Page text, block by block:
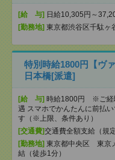
[給 与] 日給10,305円～
[勤務地] 東京都渋谷区千駄ヶ
特別時給1800円【ヴ
日本橋[派遣]
[給 与] 時給1800円 ※ご経
遇 スマホでかんたんに前払
す（※上限、条件あり）
[交通費]交通費全額支給（規
[勤務地] 東京都中央区 東京
結（徒歩1分）